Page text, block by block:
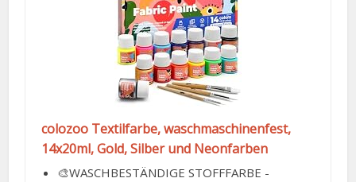
colozoo Textilfarbe, waschmaschinenfest,
14x20ml, Gold, Silber und Neonfarben
🎨WASCHBESTÄNDIGE STOFFFARBE -